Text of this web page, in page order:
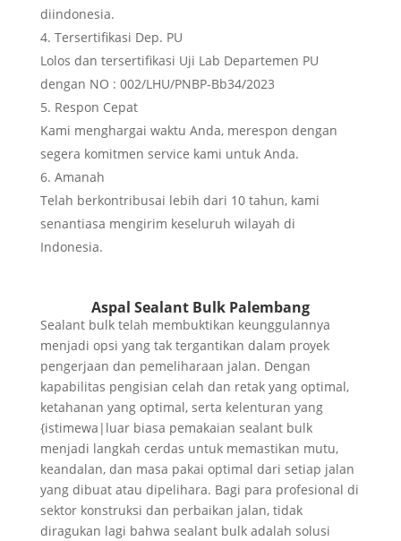
diindonesia.
Tersertifikasi Dep. PU
Lolos dan tersertifikasi Uji Lab Departemen PU
dengan NO : 002/LHU/PNBP-Bb34/2023
Respon Cepat
Kami menghargai waktu Anda, merespon dengan
segera komitmen service kami untuk Anda.
Amanah
Telah berkontribusai lebih dari 10 tahun, kami
senantiasa mengirim keseluruh wilayah di
Indonesia.
Aspal Sealant Bulk Palembang
Sealant bulk telah membuktikan keunggulannya
menjadi opsi yang tak tergantikan dalam proyek
pengerjaan dan pemeliharaan jalan. Dengan
kapabilitas pengisian celah dan retak yang optimal,
ketahanan yang optimal, serta kelenturan yang
{istimewa|luar biasa pemakaian sealant bulk
menjadi langkah cerdas untuk memastikan mutu,
keandalan, dan masa pakai optimal dari setiap jalan
yang dibuat atau dipelihara. Bagi para profesional di
sektor konstruksi dan perbaikan jalan, tidak
diragukan lagi bahwa sealant bulk adalah solusi